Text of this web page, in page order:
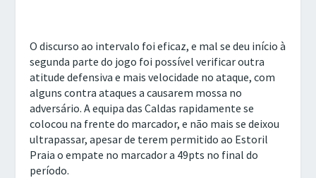
O discurso ao intervalo foi eficaz, e mal se deu início à
segunda parte do jogo foi possível verificar outra
atitude defensiva e mais velocidade no ataque, com
alguns contra ataques a causarem mossa no
adversário. A equipa das Caldas rapidamente se
colocou na frente do marcador, e não mais se deixou
ultrapassar, apesar de terem permitido ao Estoril
Praia o empate no marcador a 49pts no final do
período.